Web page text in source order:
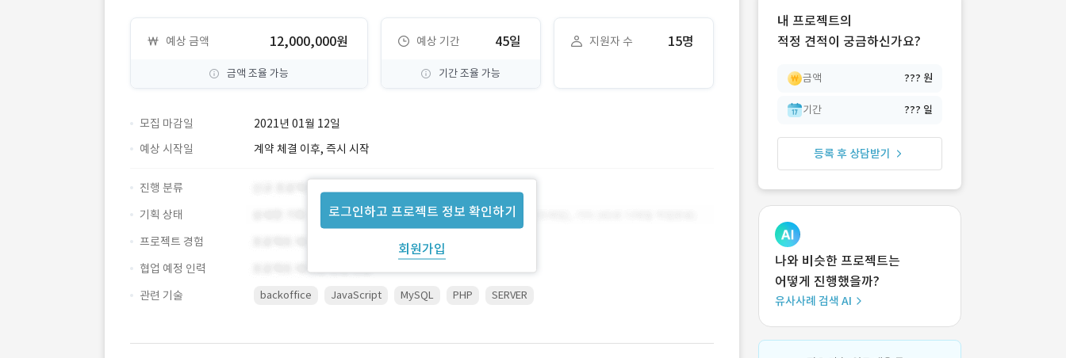
예상 금액 12,000,000원
금액 조율 가능
예상 기간 45일
기간 조율 가능
지원자 수 15명
모집 마감일 2021년 01월 12일
로그인하고 프로젝트 정보 확인하기
회원가입
예상 시작일 계약 체결 이후, 즉시 시작
진행 분류
기획 상태
프로젝트 경험
협업 예정 인력
관련 기술
backoffice JavaScript MySQL PHP SERVER
내 프로젝트의
적정 견적이 궁금하신가요?
금액 ??? 원
기간 ??? 일
등록 후 상담받기
나와 비슷한 프로젝트는
어떻게 진행했을까?
유사사례 검색 AI